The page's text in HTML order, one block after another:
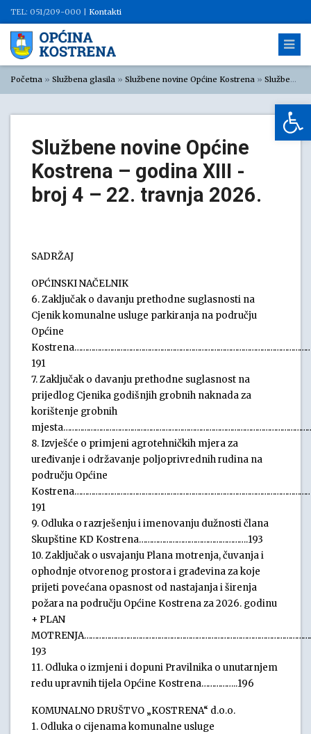
TEL: 051/209-000 | Kontakti
Početna » Službena glasila » Službene novine Općine Kostrena » Službene novine Općine Kostrena 2026
Službene novine Općine
Kostrena – godina XIII -
broj 4 – 22. travnja 2026.
SADRŽAJ
OPĆINSKI NAČELNIK
6. Zaključak o davanju prethodne suglasnosti na
Cjenik komunalne usluge parkiranja na području
Općine
191
7. Zaključak o davanju prethodne suglasnost na
prijedlog Cjenika godišnjih grobnih naknada za
korištenje grobnih
8. Izvješće o primjeni agrotehničkih mjera za
uređivanje i održavanje poljoprivrednih rudina na
području Općine
191
9. Odluka o razrješenju i imenovanju dužnosti člana
Skupštine KD Kostrena…………………………………………….193
10. Zaključak o usvajanju Plana motrenja, čuvanja i
ophodnje otvorenog prostora i građevina za koje
prijeti povećana opasnost od nastajanja i širenja
požara na području Općine Kostrena za 2026. godinu
+ PLAN
193
11. Odluka o izmjeni i dopuni Pravilnika o unutarnjem
redu upravnih tijela Općine Kostrena……………..196
KOMUNALNO DRUŠTVO „KOSTRENA“ d.o.o.
1. Odluka o cijenama komunalne usluge